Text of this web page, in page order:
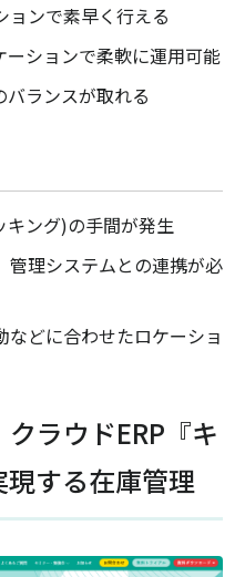
ョンで素早く行える
ションで柔軟に運用可能
ランスが取れる
ング)の手間が発生
管理システムとの連携が必
どに合わせたロケーショ
ラウドERP『キ
する在庫管理